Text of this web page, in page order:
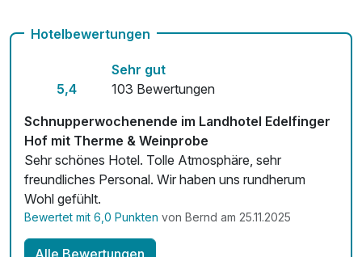
Zimmerservice verfügbar
Mit Hotelbar
Hotelbewertungen
5,4
Sehr gut
103 Bewertungen
Schnupperwochenende im Landhotel Edelfinger
Hof mit Therme & Weinprobe
Sehr schönes Hotel. Tolle Atmosphäre, sehr
freundliches Personal. Wir haben uns rundherum
Wohl gefühlt.
Bewertet mit 6,0 Punkten von Bernd am 25.11.2025